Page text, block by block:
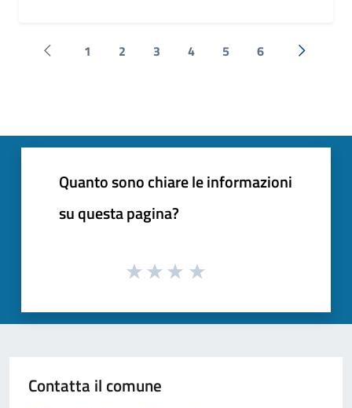
Pagina precedente
1 2 3 4 5 6
Quanto sono chiare le informazioni
su questa pagina?
Contatta il comune